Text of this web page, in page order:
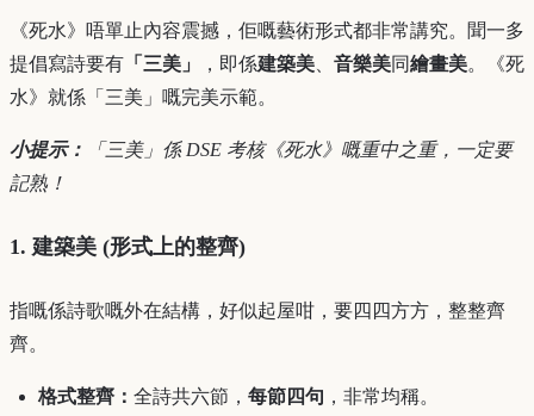
《死水》唔單止內容震撼，佢嘅藝術形式都非常講究。聞一多
提倡寫詩要有 「三美」 ，即係建築美 音樂美同繪畫美。《死
水》就係「三美」嘅完美示範。
小提示：
「三美」係 DSE 考核《死水》嘅重中之重，一定要
記熟！
1. 建築美 (形式上的整齊)
指嘅係詩歌嘅外在結構，好似起屋咁，要四四方方，整整齊
齊。
格式整齊： 全詩共六節， 每節四句 ，非常均稱。